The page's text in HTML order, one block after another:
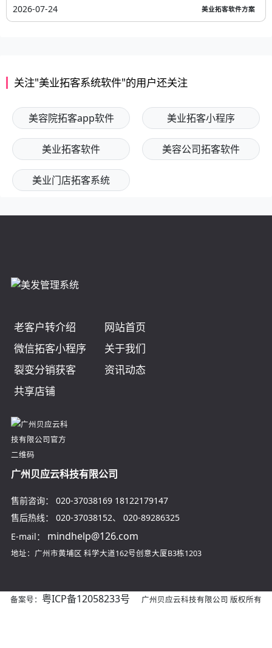
2026-07-24
美业拓客软件方案
关注"美业拓客系统软件"的用户还关注
美容院拓客app软件 美业拓客小程序
美业拓客软件 美容公司拓客软件
美业门店拓客系统
老客户转介绍
网站首页
微信拓客小程序
关于我们
裂变分销获客
资讯动态
共享店铺
广州贝应云科技有限公司
售前咨询： 020-37038169 18122179147
售后热线：
020-37038152、 020-89286325
E-mail：
mindhelp@126.com
地址：广州市黄埔区 科学大道162号创意大厦B3栋1203
备案号： 粤ICP备12058233号 广州贝应云科技有限公司 版权所有